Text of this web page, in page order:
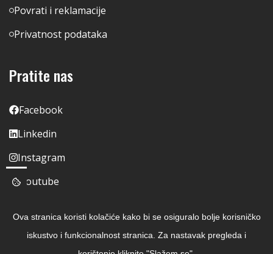
Povrati i reklamacije
Privatnost podataka
Pratite nas
Facebook
Linkedin
Instagram
Youtube
Ova stranica koristi kolačiće kako bi se osiguralo bolje korisničko
iskustvo i funkcionalnost stranica. Za nastavak pregleda i